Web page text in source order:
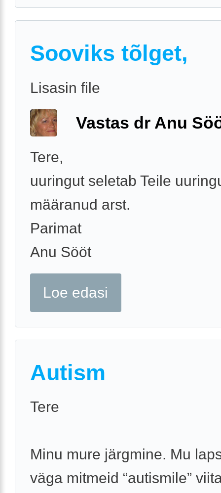
Sooviks tõlget,
Lisasin file
Vastas dr Anu
Tere,
uuringut seletab Teile
määranud arst.
Parimat
Anu Sööt
Loe edasi
Autism
Tere
Minu mure järgmine. Mu
väga mitmeid “autismile”